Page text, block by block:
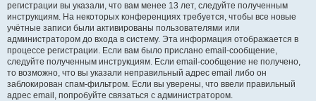
регистрации вы указали, что вам менее 13 лет, следуйте полученным
инструкциям. На некоторых конференциях требуется, чтобы все новые
учётные записи были активированы пользователями или
администратором до входа в систему. Эта информация отображается в
процессе регистрации. Если вам было прислано email-сообщение,
следуйте полученным инструкциям. Если email-сообщение не получено,
то возможно, что вы указали неправильный адрес email либо он
заблокирован спам-фильтром. Если вы уверены, что ввели правильный
адрес email, попробуйте связаться с администратором.